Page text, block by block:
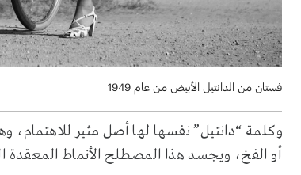
فستان من الدانتيل الأبيض من عام 1949
أو الفخ، ويجسد هذا المصطلح الأنماط المعقدة